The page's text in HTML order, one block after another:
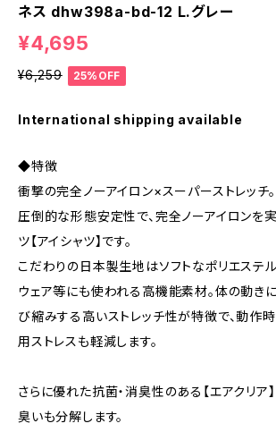
ネス dhw398a-bd-12 L.グレー
¥4,695
¥6,259 25%OFF
International shipping available
◆特徴
衝撃の完全ノーアイロン×スーパーストレッチ。
圧倒的な形態安定性で、完全ノーアイロンを
ツ【アイシャツ】です。
こだわりの日本製生地はソフトなポリエステル
ウェア等にも使われる高機能素材。体の動き
び縮みする高いストレッチ性が特徴で、動作
用ストレスも軽減します。
さらに優れた抗菌・消臭性のある【エアクリア
臭いも分解します。